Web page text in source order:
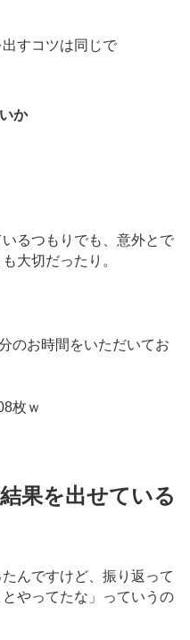
すコツは同じで
か
るつもりでも、意外とで
大切だったり。
のお時間をいただいてお
枚ｗ
果を出せている
んですけど、振り返って
やってたな」っていうの